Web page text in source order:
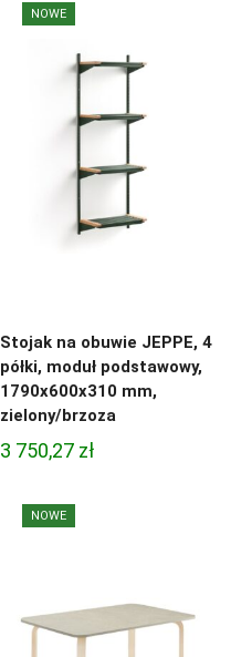
NOWE
Stojak na obuwie JEPPE, 4
półki, moduł podstawowy,
1790x600x310 mm,
zielony/brzoza
3 750,27 zł
NOWE